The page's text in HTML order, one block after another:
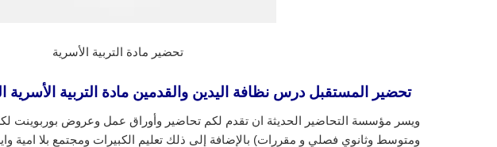
تحضير مادة التربية الأسرية
تحضير المستقبل درس نظافة اليدين والقدمين مادة التربية الأسرية الصف
ويسر مؤسسة التحاضير الحديثة ان تقدم لكم تحاضير وأوراق عمل وعروض بوربوينت
ومتوسط وثانوي فصلي و مقررات) بالإضافة إلى ذلك تعليم الكبيرات ومجتمع بلا امية